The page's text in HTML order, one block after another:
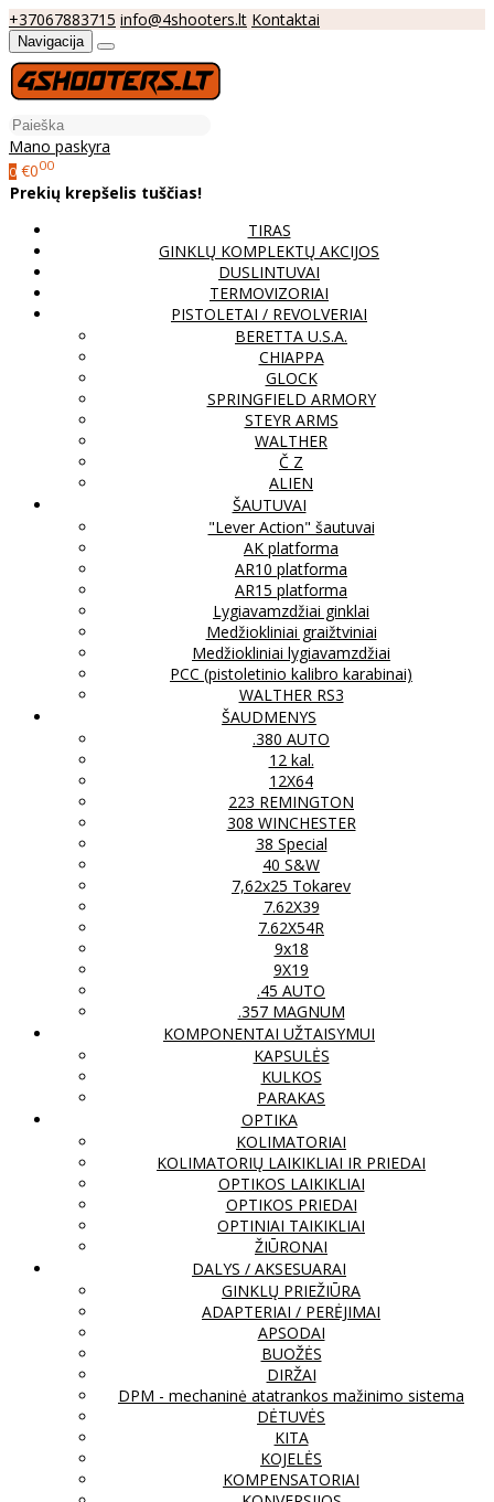
+37067883715 info@4shooters.lt Kontaktai
Navigacija
Mano paskyra
0 €000
Prekių krepšelis tuščias!
TIRAS
GINKLŲ KOMPLEKTŲ AKCIJOS
DUSLINTUVAI
TERMOVIZORIAI
PISTOLETAI / REVOLVERIAI
BERETTA U.S.A.
CHIAPPA
GLOCK
SPRINGFIELD ARMORY
STEYR ARMS
WALTHER
Č Z
ALIEN
ŠAUTUVAI
"Lever Action" šautuvai
AK platforma
AR10 platforma
AR15 platforma
Lygiavamzdžiai ginklai
Medžiokliniai graižtviniai
Medžiokliniai lygiavamzdžiai
PCC (pistoletinio kalibro karabinai)
WALTHER RS3
ŠAUDMENYS
.380 AUTO
12 kal.
12X64
223 REMINGTON
308 WINCHESTER
38 Special
40 S&W
7,62x25 Tokarev
7.62X39
7.62X54R
9x18
9X19
.45 AUTO
.357 MAGNUM
KOMPONENTAI UŽTAISYMUI
KAPSULĖS
KULKOS
PARAKAS
OPTIKA
KOLIMATORIAI
KOLIMATORIŲ LAIKIKLIAI IR PRIEDAI
OPTIKOS LAIKIKLIAI
OPTIKOS PRIEDAI
OPTINIAI TAIKIKLIAI
ŽIŪRONAI
DALYS / AKSESUARAI
GINKLŲ PRIEŽIŪRA
ADAPTERIAI / PERĖJIMAI
APSODAI
BUOŽĖS
DIRŽAI
DPM - mechaninė atatrankos mažinimo sistema
DĖTUVĖS
KITA
KOJELĖS
KOMPENSATORIAI